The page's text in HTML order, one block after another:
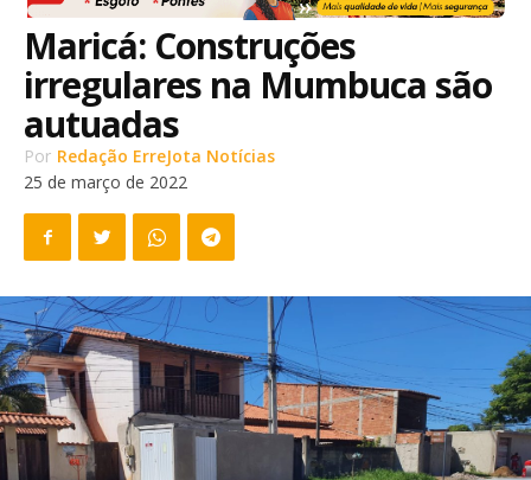
Maricá: Construções
irregulares na Mumbuca são
autuadas
Por Redação ErreJota Notícias
25 de março de 2022